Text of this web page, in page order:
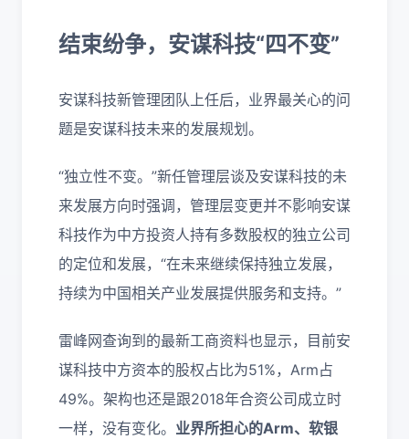
结束纷争，安谋科技“四不变”
安谋科技新管理团队上任后，业界最关心的问
题是安谋科技未来的发展规划。
“独立性不变。”新任管理层谈及安谋科技的未
来发展方向时强调，管理层变更并不影响安谋
科技作为中方投资人持有多数股权的独立公司
的定位和发展，“在未来继续保持独立发展，
持续为中国相关产业发展提供服务和支持。”
雷峰网查询到的最新工商资料也显示，目前安
谋科技中方资本的股权占比为51%，Arm占
49%。架构也还是跟2018年合资公司成立时
一样，没有变化。 业界所担心的Arm、软银